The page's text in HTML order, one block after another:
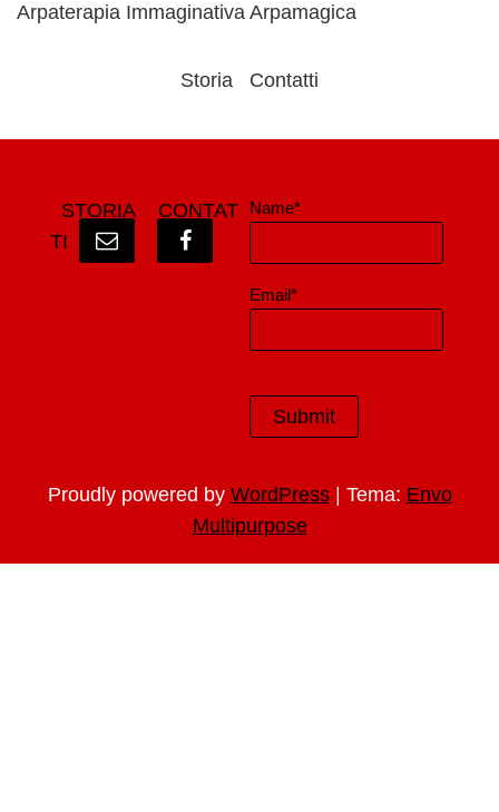
Arpaterapia Immaginativa Arpamagica
Storia Contatti
STORIA
CONTAT
TI
Name*
Email*
Proudly powered by WordPress | Tema: Envo
Multipurpose